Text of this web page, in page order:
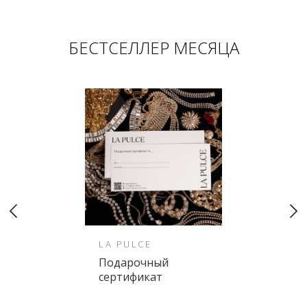
БЕСТСЕЛЛЕР МЕСЯЦА
LA PULCE
Подарочный
сертификат